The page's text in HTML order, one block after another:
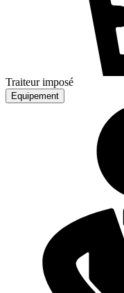
Traiteur imposé
Equipement